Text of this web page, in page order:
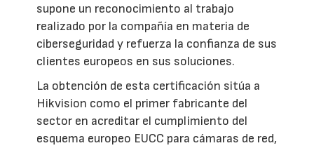
supone un reconocimiento al trabajo
realizado por la compañía en materia de
ciberseguridad y refuerza la confianza de sus
clientes europeos en sus soluciones.
La obtención de esta certificación sitúa a
Hikvision como el primer fabricante del
sector en acreditar el cumplimiento del
esquema europeo EUCC para cámaras de red,